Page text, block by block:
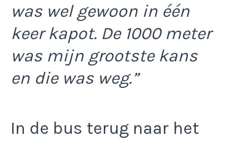
was wel gewoon in één
keer kapot. De 1000 meter
was mijn grootste kans
en die was weg.”
In de bus terug naar het